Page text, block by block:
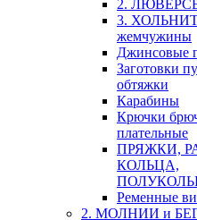
2.
3.
жемчужины
Джинсовые
Заготовки
обтяжки
Карабины
Крючки
плательные
ПРЯЖКИ,
КОЛЬЦА,
Ременные
2. МОЛНИИ и